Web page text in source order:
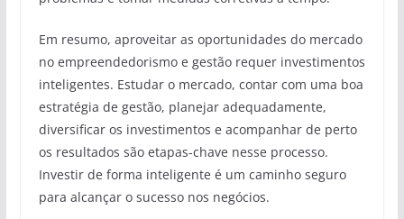
Em resumo, aproveitar as oportunidades do mercado
no empreendedorismo e gestão requer investimentos
inteligentes. Estudar o mercado, contar com uma boa
estratégia de gestão, planejar adequadamente,
diversificar os investimentos e acompanhar de perto
os resultados são etapas-chave nesse processo.
Investir de forma inteligente é um caminho seguro
para alcançar o sucesso nos negócios.